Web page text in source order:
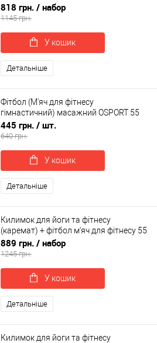
см + ремінь для йоги OSPORT Set 95 (n-
0125)
818 грн. / набор
1145 грн.
У кошик
Детальніше
Фітбол (М'яч для фітнесу
гімнастичний) масажний OSPORT 55
см (MS 1971)
445 грн. / шт.
640 грн.
У кошик
Детальніше
Килимок для йоги та фітнесу
(каремат) + фітбол м'яч для фітнесу 55
см + ремінь для йоги OSPORT Set 94 (n-
0124)
889 грн. / набор
1245 грн.
У кошик
Детальніше
Килимок для йоги та фітнесу